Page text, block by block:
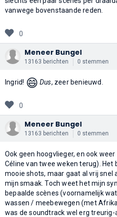
vanwege bovenstaande reden.
0
Meneer Bungel
13163 berichten 0 stemmen
Ingrid! 😄 Dus, zeer benieuwd.
0
Meneer Bungel
13163 berichten 0 stemmen
Ook geen hoogvlieger, en ook
Céline van twee weken terug). Het
mooie shots, maar gaat al vrij snel
mijn smaak. Toch weet het mijn
bepaalde scènes (voornamelijk
wassen / meebewegen (met
was de soundtrack wel erg treurig-